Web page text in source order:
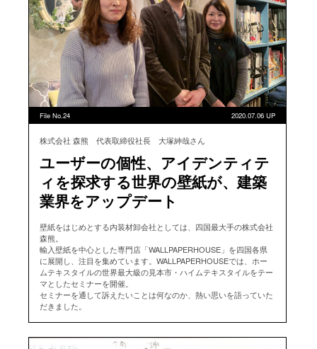
File No.24 2020.07.06 UP
株式会社 森熊 代表取締役社長 大塚紳哉さん
ユーザーの個性、アイデンティテ
ィを探求する世界の壁紙が、建築
業界をアップデート
壁紙をはじめとする内装材卸会社としては、四国最大手の株式会社
森熊。
輸入壁紙を中心とした専門店「WALLPAPERHOUSE」を四国各県
に展開し、注目を集めています。WALLPAPERHOUSEでは、ホー
ムテキスタイルの世界最大級の見本市・ハイムテキスタイルをテー
マとしたセミナーを開催。
セミナーを通して訴えたいことは何なのか、熱い思いを語っていた
だきました。